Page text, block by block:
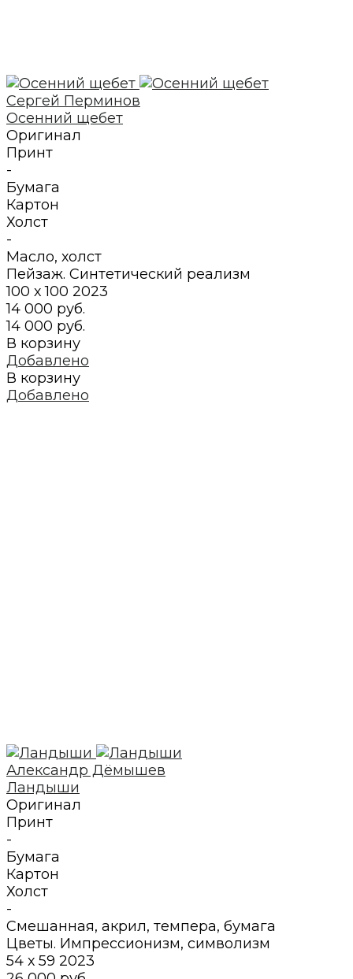
Сергей Перминов
Осенний щебет
Оригинал
Принт
-
Бумага
Картон
Холст
-
Масло, холст
Пейзаж. Синтетический реализм
100 х 100 2023
14 000 руб.
14 000 руб.
В корзину
Добавлено
В корзину
Добавлено
Александр Дёмышев
Ландыши
Оригинал
Принт
-
Бумага
Картон
Холст
-
Смешанная, акрил, темпера, бумага
Цветы. Импрессионизм, символизм
54 х 59 2023